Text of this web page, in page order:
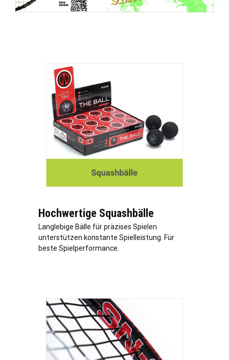
Hochwertige Squashbälle
Langlebige Bälle für präzises Spielen
unterstützen konstante Spielleistung. Für
beste Spielperformance.